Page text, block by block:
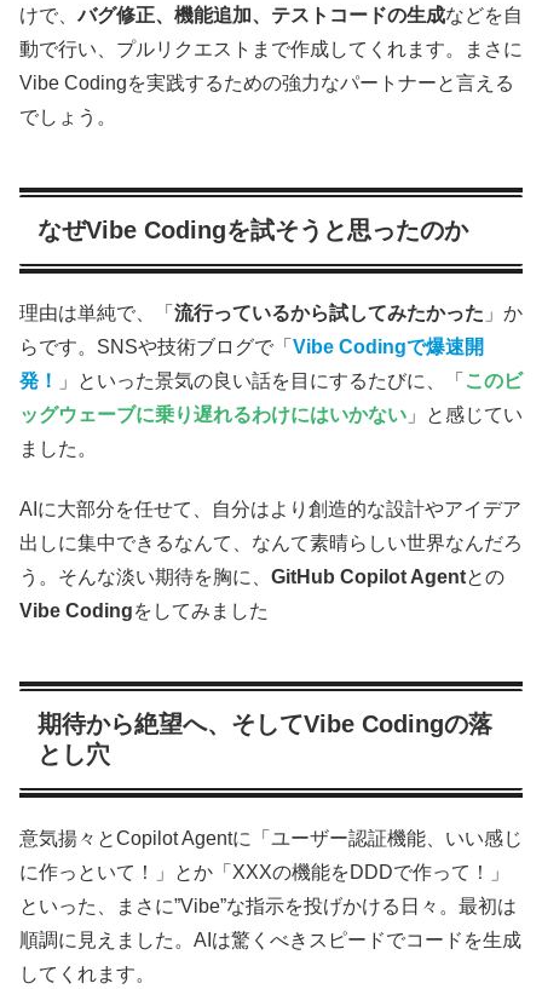
けで、バグ修正、機能追加、テストコードの生成などを自
動で行い、プルリクエストまで作成してくれます。まさに
Vibe Codingを実践するための強力なパートナーと言える
でしょう。
なぜVibe Codingを試そうと思ったのか
理由は単純で、「 流行っているから試してみたかった 」か
らです。SNSや技術ブログで「 Vibe Codingで爆速開
発！
」といった景気の良い話を目にするたびに、「 このビ
ッグウェーブに乗り遅れるわけにはいかない 」と感じてい
ました。
AIに大部分を任せて、自分はより創造的な設計やアイデア
出しに集中できるなんて、なんて素晴らしい世界なんだろ
う。そんな淡い期待を胸に、 GitHub Copilot Agentとの
Vibe Codingをしてみました
期待から絶望へ、そしてVibe Codingの落
とし穴
意気揚々とCopilot Agentに「ユーザー認証機能、いい感じ
に作っといて！」とか「XXXの機能をDDDで作って！」
といった、まさに”Vibe”な指示を投げかける日々。最初は
順調に見えました。AIは驚くべきスピードでコードを生成
してくれます。